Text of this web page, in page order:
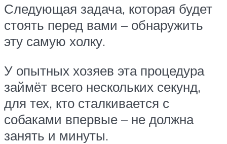
Следующая задача, которая будет
стоять перед вами – обнаружить
эту самую холку.
У опытных хозяев эта процедура
займёт всего нескольких секунд,
для тех, кто сталкивается с
собаками впервые – не должна
занять и минуты.